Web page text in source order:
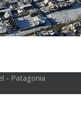
- Patagonia